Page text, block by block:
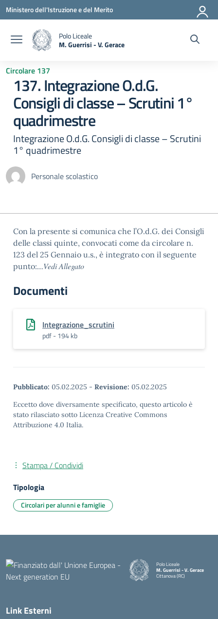
Vai ai contenuti
Vai al menu di navigazione
Vai al footer
Ministero dell'Istruzione e del Merito
Polo Liceale
M. Guerrisi - V. Gerace
Circolare 137
137. Integrazione O.d.G.
Consigli di classe – Scrutini 1°
quadrimestre
Integrazione O.d.G. Consigli di classe – Scrutini
1° quadrimestre
Personale scolastico
Con la presente si comunica che l’O.d.G. dei Consigli
delle classi quinte, convocati come da circolare n.
123 del 25 Gennaio u.s., è integrato con il seguente
punto:…Vedi Allegato
Documenti
Integrazione_scrutini
pdf - 194 kb
Pubblicato: 05.02.2025 - Revisione: 05.02.2025
Eccetto dove diversamente specificato, questo articolo è
stato rilasciato sotto Licenza Creative Commons
Attribuzione 4.0 Italia.
Stampa / Condividi
Tipologia
Circolari per alunni e famiglie
Polo Liceale
M. Guerrisi - V. Gerace
Cittanova (RC)
Link Esterni